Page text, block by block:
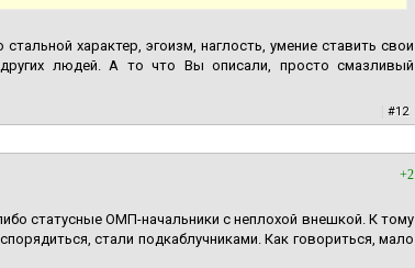
характер, эгоизм, наглость, умение ставить свои
людей. А то что Вы описали, просто смазливый
#12
+2
статусные ОМП-начальники с неплохой внешкой. К тому
стали подкаблучниками. Как говориться, мало